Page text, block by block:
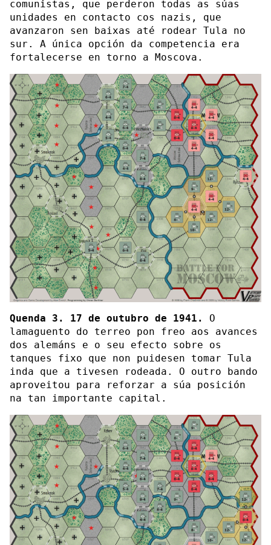
comunistas, que perderon todas as súas
unidades en contacto cos nazis, que
avanzaron sen baixas até rodear Tula no
sur. A única opción da competencia era
fortalecerse en torno a Moscova.
Quenda 3. 17 de outubro de 1941.
O
lamaguento do terreo pon freo aos avances
dos alemáns e o seu efecto sobre os
tanques fixo que non puidesen tomar Tula
inda que a tivesen rodeada. O outro bando
aproveitou para reforzar a súa posición
na tan importante capital.